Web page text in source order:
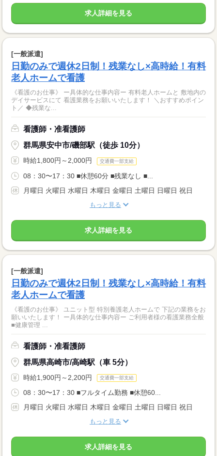
求人詳細を見る
[一般派遣]
日勤のみで週休2日制！残業なし×高時給！有料
老人ホームで看護
《看護のお仕事》 ー具体的な仕事内容ー 有料老人ホームと 敷地内の
デイサービスにて 看護業務をお願いいたします！ ＼おすすめポイン
ト／ ◆残業な...
看護師・准看護師
群馬県安中市/磯部駅（徒歩 10分）
時給1,800円～2,000円 交通費一部支給
08：30〜17：30 ■休憩60分 ■残業なし ■...
月曜日 火曜日 水曜日 木曜日 金曜日 土曜日 日曜日 祝日
もっと見る
求人詳細を見る
[一般派遣]
日勤のみで週休2日制！残業なし×高時給！有料
老人ホームで看護
《看護のお仕事》 ユニット型 特別養護老人ホームで 下記の業務をお
願いいたします！ ー具体的な仕事内容ー ご利用者様の看護業務全般
■健康管理 ...
看護師・准看護師
群馬県高崎市/高崎駅（車 5分）
時給1,900円～2,200円 交通費一部支給
08：30〜17：30 ■フルタイム勤務 ■休憩60...
月曜日 火曜日 水曜日 木曜日 金曜日 土曜日 日曜日 祝日
もっと見る
求人詳細を見る